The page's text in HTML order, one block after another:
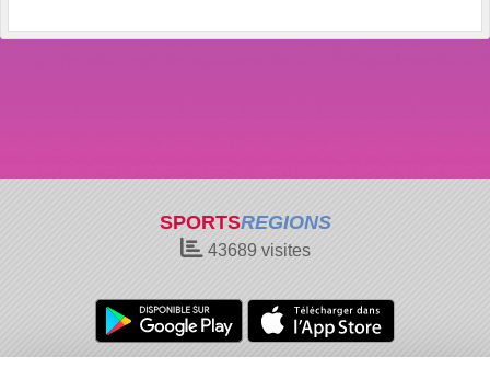
SPORTSREGIONS
43689 visites